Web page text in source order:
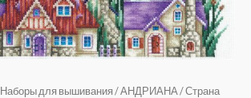
Наборы для вышивания /АНДРИАНА / Страна